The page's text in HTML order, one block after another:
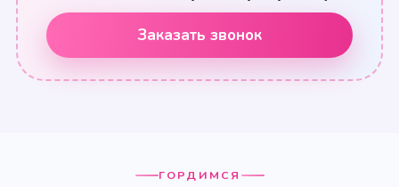
Заказать звонок
ГОРДИМСЯ